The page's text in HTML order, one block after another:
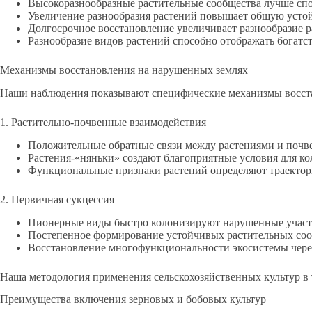
Высокоразнообразные растительные сообщества лучше
Увеличение разнообразия растений повышает общую
Долгосрочное восстановление увеличивает
Разнообразие видов растений способно отображать
Механизмы восстановления на нарушенных землях
Наши наблюдения показывают специфические механизмы
1. Растительно-почвенные взаимодействия
Положительные обратные связи между растениями и
Растения-«няньки» создают благоприятные условия для
Функциональные признаки растений определяют
2. Первичная сукцессия
Пионерные виды быстро колонизируют нарушенные
Постепенное формирование устойчивых растительных
Восстановление многофункциональности экосистемы
Наша методология применения сельскохозяйственных культур в
Преимущества включения зерновых и бобовых культур